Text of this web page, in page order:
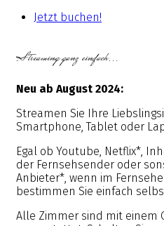
Jetzt buchen!
Streaming ganz einfach...
Neu ab August 2024:
Streamen Sie Ihre
Smartphone, Tablet oder
Egal ob Youtube, Netflix*,
der Fernsehsender oder
Anbieter*, wenn im
bestimmen Sie einfach
Alle Zimmer sind mit einem